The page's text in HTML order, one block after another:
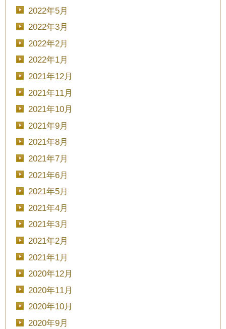
2022年5月
2022年3月
2022年2月
2022年1月
2021年12月
2021年11月
2021年10月
2021年9月
2021年8月
2021年7月
2021年6月
2021年5月
2021年4月
2021年3月
2021年2月
2021年1月
2020年12月
2020年11月
2020年10月
2020年9月
TEL.0120-117-548